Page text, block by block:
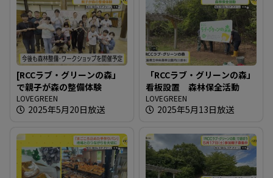
[RCCラブ・グリーンの森」
で親子が森の整備体験
LOVEGREEN
2025年5月20日放送
「RCCラブ・グリーンの森」
看板設置 森林保全活動
LOVEGREEN
2025年5月13日放送